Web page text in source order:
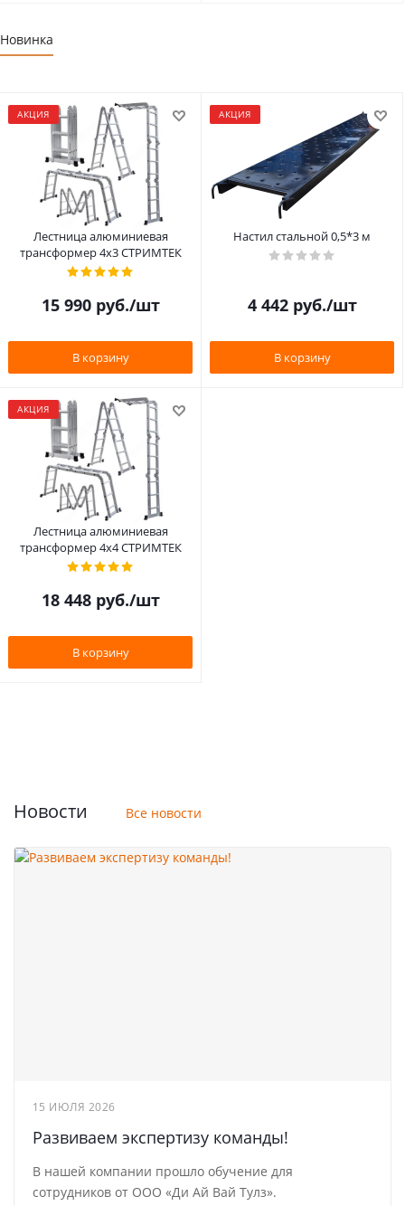
Новинка
АКЦИЯ
Лестница алюминиевая
трансформер 4х3 СТРИМТЕК
15 990руб./шт
В корзину
АКЦИЯ
Настил стальной 0,5*3 м
4 442руб./шт
В корзину
АКЦИЯ
Лестница алюминиевая
трансформер 4х4 СТРИМТЕК
18 448руб./шт
В корзину
Новости Все новости
15 ИЮЛЯ 2026
Развиваем экспертизу команды!
В нашей компании прошло обучение для
сотрудников от ООО «Ди Ай Вай Тулз».